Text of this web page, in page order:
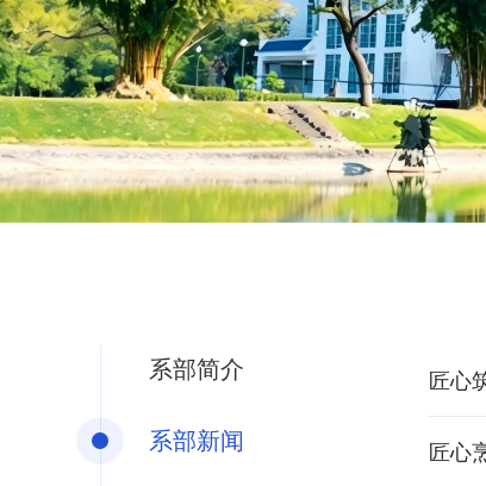
系部简介
系部新闻
匠心
匠心